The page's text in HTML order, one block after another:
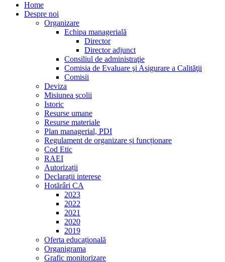
Home
Despre noi
Organizare
Echipa managerială
Director
Director adjunct
Consiliul de administraţie
Comisia de Evaluare şi Asigurare a Calităţii
Comisii
Deviza
Misiunea şcolii
Istoric
Resurse umane
Resurse materiale
Plan managerial, PDI
Regulament de organizare și funcționare
Cod Etic
RAEI
Autorizații
Declarații interese
Hotărâri CA
2023
2022
2021
2020
2019
Oferta educațională
Organigrama
Grafic monitorizare